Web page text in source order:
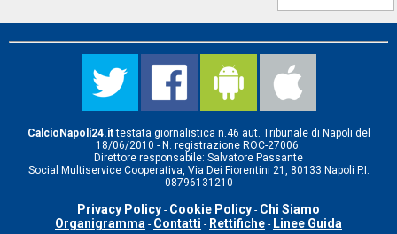
CalcioNapoli24.ittestata giornalistica n.46 aut. Tribunale di Napoli del
18/06/2010 - N. registrazione ROC-27006.
Direttore responsabile: Salvatore Passante
Social Multiservice Cooperativa, Via Dei Fiorentini 21, 80133 Napoli P.I.
08796131210
Privacy Policy - Cookie Policy - Chi Siamo
Organigramma - Contatti - Rettifiche - Linee Guida